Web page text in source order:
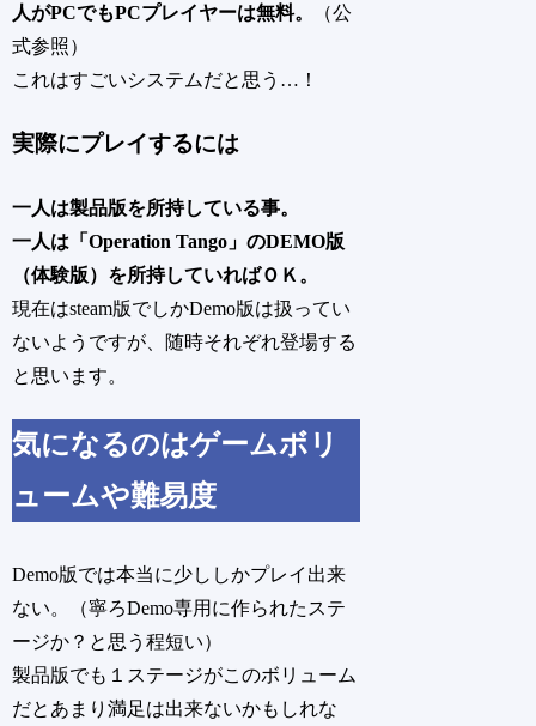
人がPCでもPCプレイヤーは無料。
（公
式参照）
これはすごいシステムだと思う…！
実際にプレイするには
一人は製品版を所持している事。
一人は「Operation Tango」のDEMO版
（体験版）を所持していればＯＫ。
現在はsteam版でしかDemo版は扱ってい
ないようですが、随時それぞれ登場する
と思います。
気になるのはゲームボリ
ュームや難易度
Demo版では本当に少ししかプレイ出来
ない。
（寧ろDemo専用に作られたステ
ージか？と思う程短い）
製品版でも１ステージがこのボリューム
だとあまり満足は出来ないかもしれな